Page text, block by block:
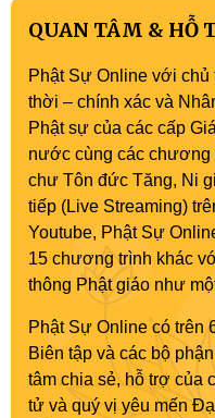
QUAN TÂM & HỖ
Phật Sự Online với
thời – chính xác và
Phật sự của các cấp
nước cùng các chương
chư Tôn đức Tăng, Ni
tiếp (Live Streaming)
Youtube, Phật Sự
15 chương trình khác
thông Phật giáo như
Phật Sự Online có trên
Biên tập và các bộ
tâm chia sẻ, hỗ trợ của
tử và quý vị yêu mến